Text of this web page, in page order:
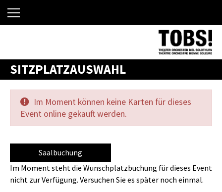
SITZPLATZAUSWAHL
Im Moment können keine Karten für dieses
Event online gekauft werden.
Saalbuchung
Im Moment steht die Wunschplatzbuchung für dieses Event
nicht zur Verfügung. Versuchen Sie es später noch einmal.